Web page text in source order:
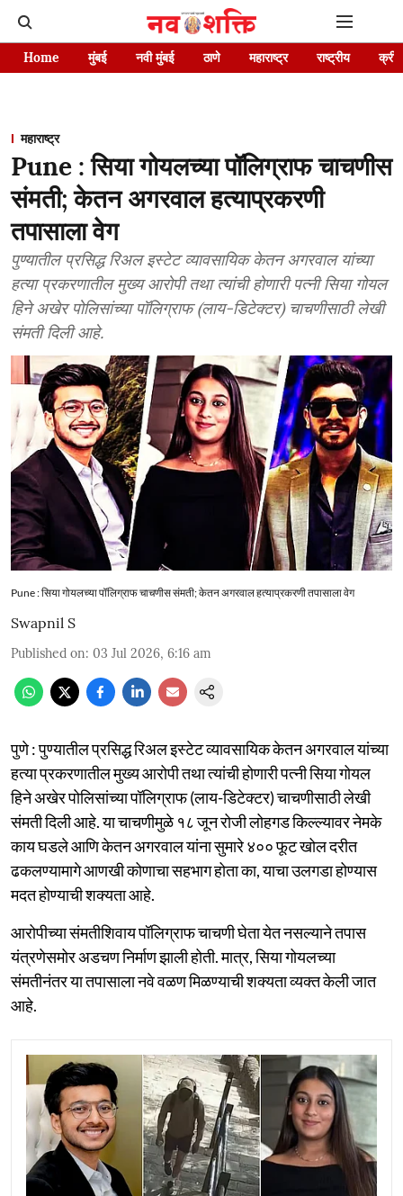
Home मुंबई नवी मुंबई ठाणे महाराष्ट्र राष्ट्रीय
महाराष्ट्र
Pune : सिया गोयलच्या पॉलिग्राफ चाचणीस
संमती; केतन अगरवाल हत्याप्रकरणी
तपासाला वेग
पुण्यातील प्रसिद्ध रिअल इस्टेट व्यावसायिक केतन अगरवाल यांच्या
हत्या प्रकरणातील मुख्य आरोपी तथा त्यांची होणारी पत्नी सिया गोयल
हिने अखेर पोलिसांच्या पॉलिग्राफ (लाय-डिटेक्टर) चाचणीसाठी लेखी
संमती दिली आहे.
Pune : सिया गोयलच्या पॉलिग्राफ चाचणीस संमती; केतन अगरवाल हत्याप्रकरणी तपासाला वेग
Swapnil S
Published on: 03 Jul 2026, 6:16 am
पुणे : पुण्यातील प्रसिद्ध रिअल इस्टेट व्यावसायिक केतन अगरवाल यांच्या
हत्या प्रकरणातील मुख्य आरोपी तथा त्यांची होणारी पत्नी सिया गोयल
हिने अखेर पोलिसांच्या पॉलिग्राफ (लाय-डिटेक्टर) चाचणीसाठी लेखी
संमती दिली आहे. या चाचणीमुळे १८ जून रोजी लोहगड किल्ल्यावर नेमके
काय घडले आणि केतन अगरवाल यांना सुमारे ४०० फूट खोल दरीत
ढकलण्यामागे आणखी कोणाचा सहभाग होता का, याचा उलगडा होण्यास
मदत होण्याची शक्यता आहे.
आरोपीच्या संमतीशिवाय पॉलिग्राफ चाचणी घेता येत नसल्याने तपास
यंत्रणेसमोर अडचण निर्माण झाली होती. मात्र, सिया गोयलच्या
संमतीनंतर या तपासाला नवे वळण मिळण्याची शक्यता व्यक्त केली जात
आहे.